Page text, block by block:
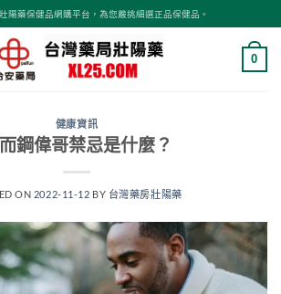
陽藥保健品網購平台，為您嚴挑細選正品保健品。
0
健康資訊
鋼偉哥禁忌是什麼？
ON 2022-11-12 BY 台灣藥房壯陽藥